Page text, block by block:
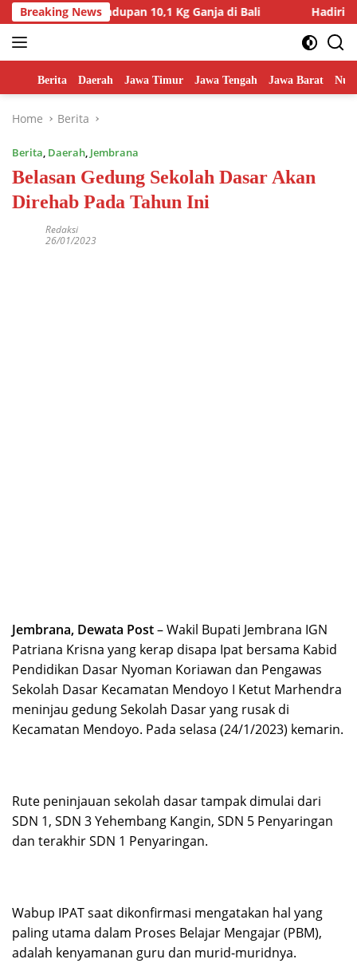
Skip
to
content
Breaking News
Penyelundupan 10,1 Kg Ganja di Bali Hadiri
Home
Berita Daerah Jawa Timur Jawa Tengah Jawa Barat
Home Berita
Berita, Daerah, Jembrana
Belasan Gedung Sekolah Dasar Akan
Direhab Pada Tahun Ini
Redaksi
26/01/2023
Jembrana, Dewata Post– Wakil Bupati Jembrana IGN
Patriana Krisna yang kerap disapa Ipat bersama Kabid
Pendidikan Dasar Nyoman Koriawan dan Pengawas
Sekolah Dasar Kecamatan Mendoyo I Ketut Marhendra
meninjau gedung Sekolah Dasar yang rusak di
Kecamatan Mendoyo. Pada selasa (24/1/2023) kemarin.
Rute peninjauan sekolah dasar tampak dimulai dari
SDN 1, SDN 3 Yehembang Kangin, SDN 5 Penyaringan
dan terakhir SDN 1 Penyaringan.
Wabup IPAT saat dikonfirmasi mengatakan hal yang
paling utama dalam Proses Belajar Mengajar (PBM),
adalah kenyamanan guru dan murid-muridnya.